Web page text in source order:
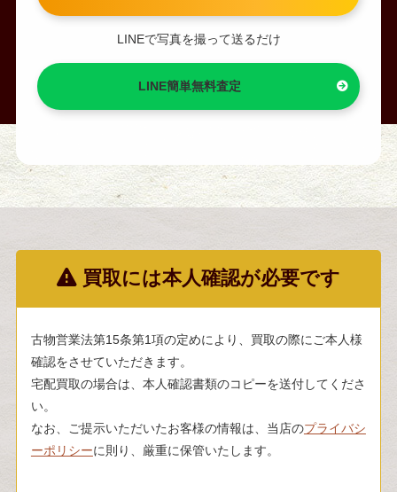
LINEで写真を撮って送るだけ
LINE簡単無料査定
買取には本人確認が必要です
古物営業法第15条第1項の定めにより、買取の際にご本人様
確認をさせていただきます。
宅配買取の場合は、本人確認書類のコピーを送付してくださ
い。
なお、ご提示いただいたお客様の情報は、当店のプライバシ
ーポリシーに則り、厳重に保管いたします。